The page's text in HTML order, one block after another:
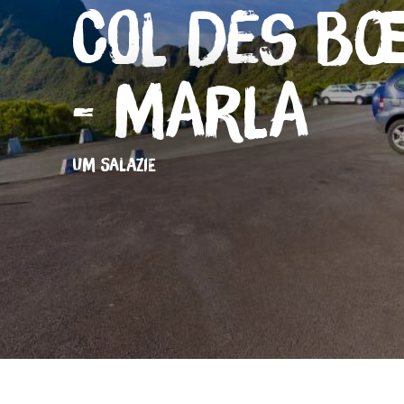
Col des
- Marla
UM SALAZIE